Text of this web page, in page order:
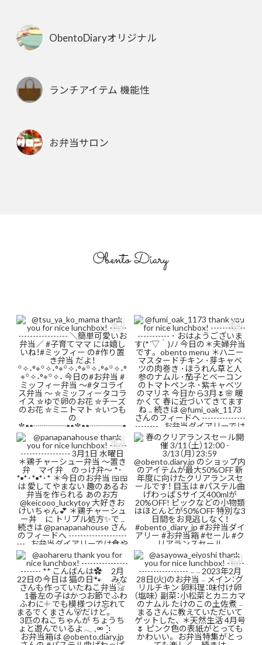
ObentoDiaryオリジナル
ランチアイテム 機能性
お弁当サロン